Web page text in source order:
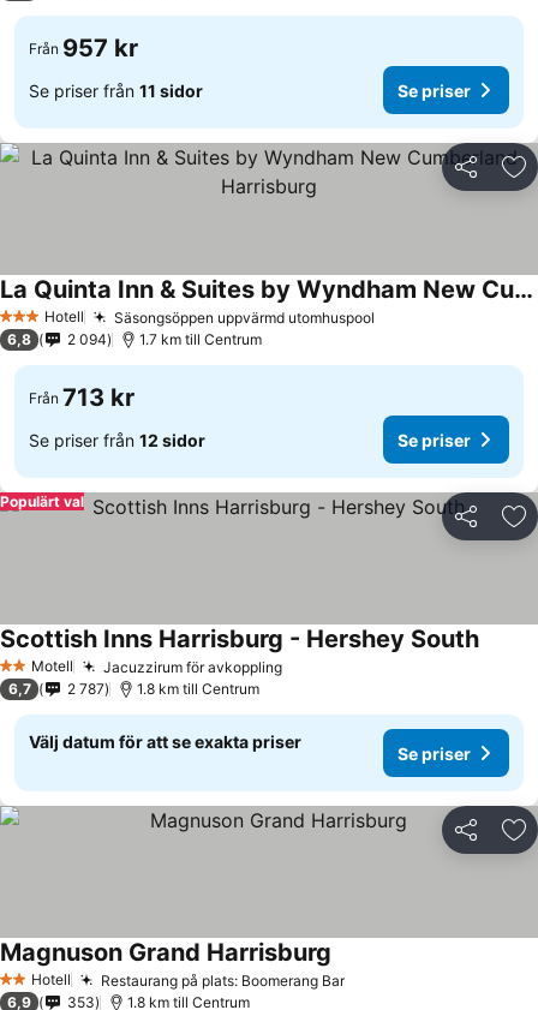
Från 957 kr
Se priser från 11 sidor Se priser
Dela
3 StjärnorHotell Säsongsöppen uppvärmd utomhuspool
La Quinta Inn & Suites by Wyndham New Cumberland-Harrisburg
6,8 2 094 1.7 km till Centrum
Från 713 kr
Se priser från 12 sidor Se priser
Dela
Populärt val
2 Stjärnor
Motell Jacuzzirum för avkoppling
Scottish Inns Harrisburg - Hershey South
6,7 2 787 1.8 km till Centrum
Välj datum för att se exakta priser
Se priser
Dela
2 Stjärnor
Hotell Restaurang på plats: Boomerang Bar
Magnuson Grand Harrisburg
6,9 353 1.8 km till Centrum